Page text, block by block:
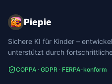
Piepie
Sichere KI für Kinder –
unterstützt durch
COPPA · GDPR · FERPA-konform